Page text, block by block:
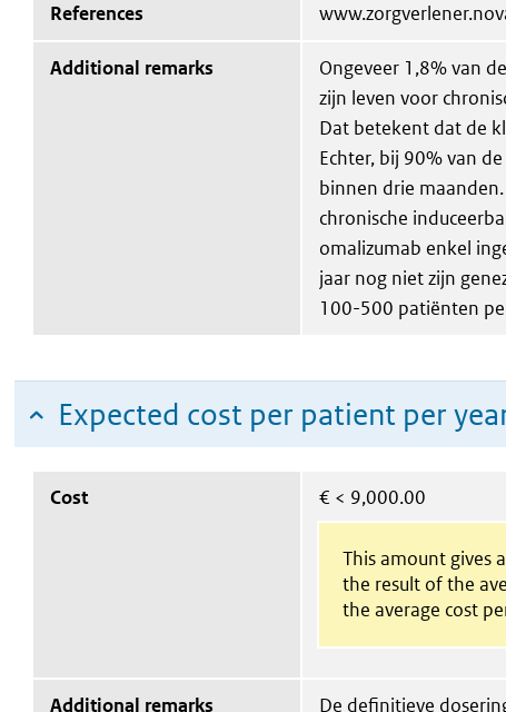
References
Additional remarks
Ongeveer 1,8% van
zijn leven voor
Dat betekent dat de
Echter, bij 90% van
binnen drie
chronische
omalizumab enkel
jaar nog niet zijn
100-500 patiënten
Expected cost per patient per
Cost € < 9,000.00
This amount gives
the result of the
the average cost
Additional remarks De definitieve